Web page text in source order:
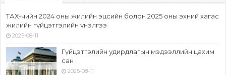
ТАХ-чийн 2024 оны жилийн эцсийн болон 2025 оны эхний хагас
жилийн гүйцэтгэлийн үнэлгээ
2025-08-11
Гүйцэтгэлийн удирдлагын мэдээллийн цахим
сан
2025-08-11